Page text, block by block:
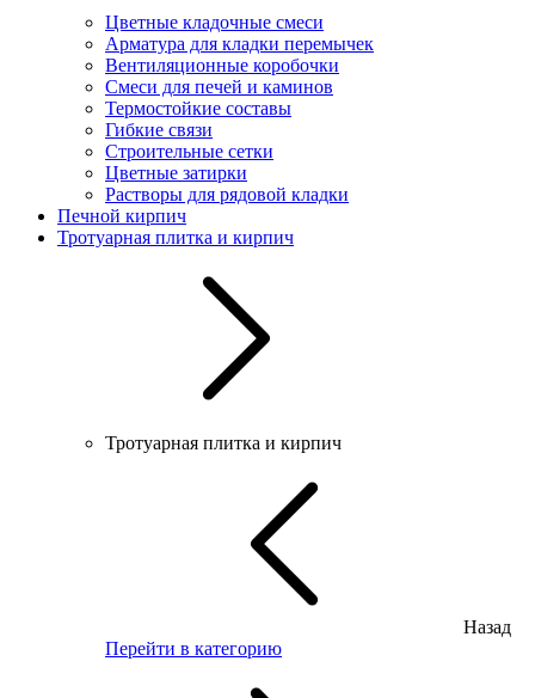
Цветные кладочные смеси
Арматура для кладки перемычек
Вентиляционные коробочки
Смеси для печей и каминов
Термостойкие составы
Гибкие связи
Строительные сетки
Цветные затирки
Растворы для рядовой кладки
Печной кирпич
Тротуарная плитка и кирпич
Тротуарная плитка и кирпич
Назад
Перейти в категорию